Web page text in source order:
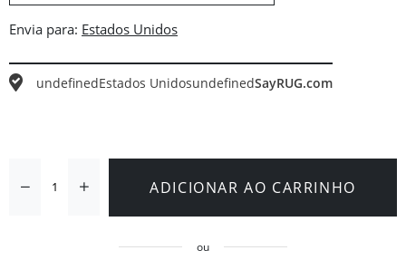
Envia para:
undefinedEstados UnidosundefinedSayRUG.com
ADICIONAR AO CARRINHO
ou